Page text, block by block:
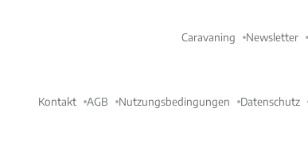
Caravaning Newsletter
Kontakt AGB Nutzungsbedingungen Datenschutz